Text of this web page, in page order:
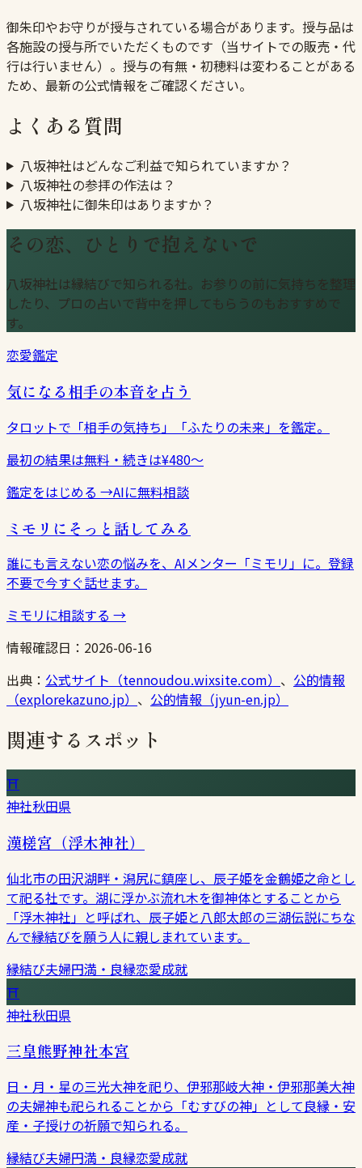
御朱印やお守りが授与されている場合があります。授与品は
各施設の授与所でいただくものです（当サイトでの販売・代
行は行いません）。授与の有無・初穂料は変わることがある
ため、最新の公式情報をご確認ください。
よくある質問
八坂神社はどんなご利益で知られていますか？
八坂神社の参拝の作法は？
八坂神社に御朱印はありますか？
その恋、ひとりで抱えないで
八坂神社は縁結びで知られる社。お参りの前に気持ちを整理
したり、プロの占いで背中を押してもらうのもおすすめで
す。
恋愛鑑定
気になる相手の本音を占う
タロットで「相手の気持ち」「ふたりの未来」を鑑定。
最初の結果は無料・続きは¥480〜
鑑定をはじめる →AIに無料相談
ミモリにそっと話してみる
誰にも言えない恋の悩みを、AIメンター「ミモリ」に。登録
不要で今すぐ話せます。
ミモリに相談する →
情報確認日： 2026-06-16
出典： 公式サイト（tennoudou.wixsite.com） 、 公的情報
（explorekazuno.jp） 、 公的情報（jyun-en.jp）
関連するスポット
⛩
神社秋田県
漢槎宮（浮木神社）
仙北市の田沢湖畔・潟尻に鎮座し、辰子姫を金鶴姫之命とし
て祀る社です。湖に浮かぶ流れ木を御神体とすることから
「浮木神社」と呼ばれ、辰子姫と八郎太郎の三湖伝説にちな
んで縁結びを願う人に親しまれています。
縁結び夫婦円満・良縁恋愛成就
⛩
神社秋田県
三皇熊野神社本宮
日・月・星の三光大神を祀り、伊邪那岐大神・伊邪那美大神
の夫婦神も祀られることから「むすびの神」として良縁・安
産・子授けの祈願で知られる。
縁結び夫婦円満・良縁恋愛成就